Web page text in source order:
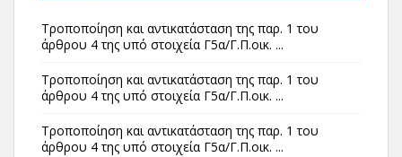
Τροποποίηση και αντικατάσταση της παρ. 1 του
άρθρου 4 της υπό στοιχεία Γ5α/Γ.Π.οικ. ...
Τροποποίηση και αντικατάσταση της παρ. 1 του
άρθρου 4 της υπό στοιχεία Γ5α/Γ.Π.οικ. ...
Τροποποίηση και αντικατάσταση της παρ. 1 του
άρθρου 4 της υπό στοιχεία Γ5α/Γ.Π.οικ. ...